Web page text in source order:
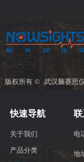
版权所有 © 武汉脑赛思
快速导航
关于我们
产品分类
电
地